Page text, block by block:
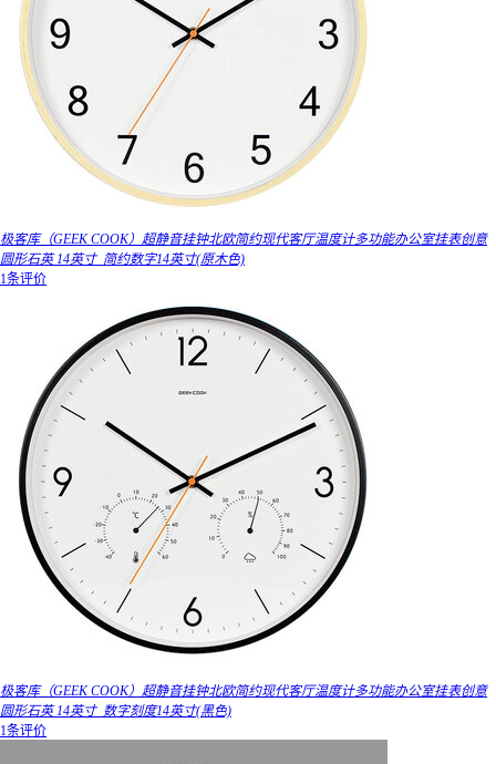
极客库（GEEK COOK）超静音挂钟北欧简约现代客厅温度计多功能办公室挂表创意
圆形石英 14英寸_简约数字14英寸(原木色)
1条评价
极客库（GEEK COOK）超静音挂钟北欧简约现代客厅温度计多功能办公室挂表创意
圆形石英 14英寸_数字刻度14英寸(黑色)
1条评价